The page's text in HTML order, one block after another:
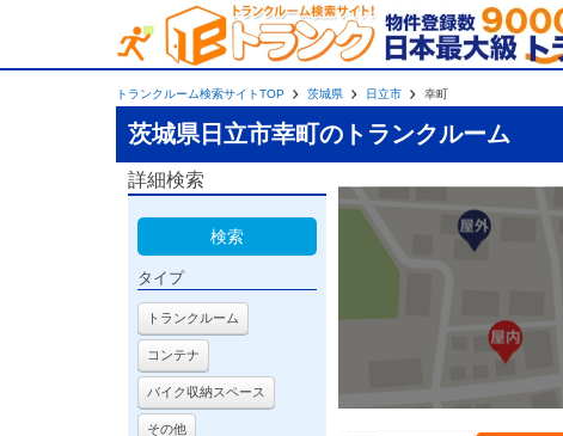
トランクルーム検索サイトTOP 茨城県 日立市 幸町
茨城県日立市幸町のトランクルーム
詳細検索
検索
タイプ
トランクルーム
コンテナ
バイク収納スペース
その他